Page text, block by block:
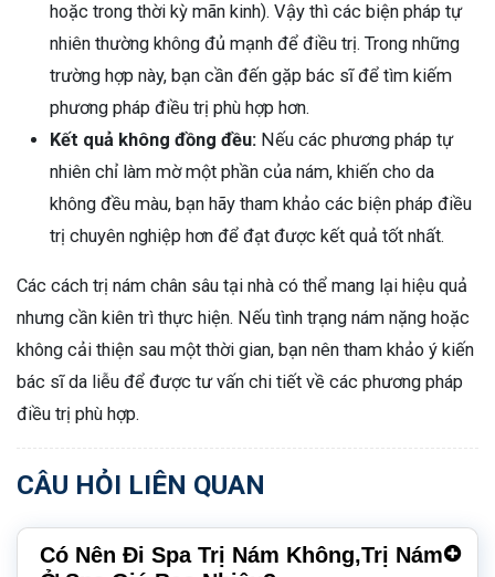
hoặc trong thời kỳ mãn kinh). Vậy thì các biện pháp tự
nhiên thường không đủ mạnh để điều trị. Trong những
trường hợp này, bạn cần đến gặp bác sĩ để tìm kiếm
phương pháp điều trị phù hợp hơn.
Kết quả không đồng đều: Nếu các phương pháp tự
nhiên chỉ làm mờ một phần của nám, khiến cho da
không đều màu, bạn hãy tham khảo các biện pháp điều
trị chuyên nghiệp hơn để đạt được kết quả tốt nhất.
Các cách trị nám chân sâu tại nhà có thể mang lại hiệu quả
nhưng cần kiên trì thực hiện. Nếu tình trạng nám nặng hoặc
không cải thiện sau một thời gian, bạn nên tham khảo ý kiến
bác sĩ da liễu để được tư vấn chi tiết về các phương pháp
điều trị phù hợp.
CÂU HỎI LIÊN QUAN
Có Nên Đi Spa Trị Nám Không,Trị Nám